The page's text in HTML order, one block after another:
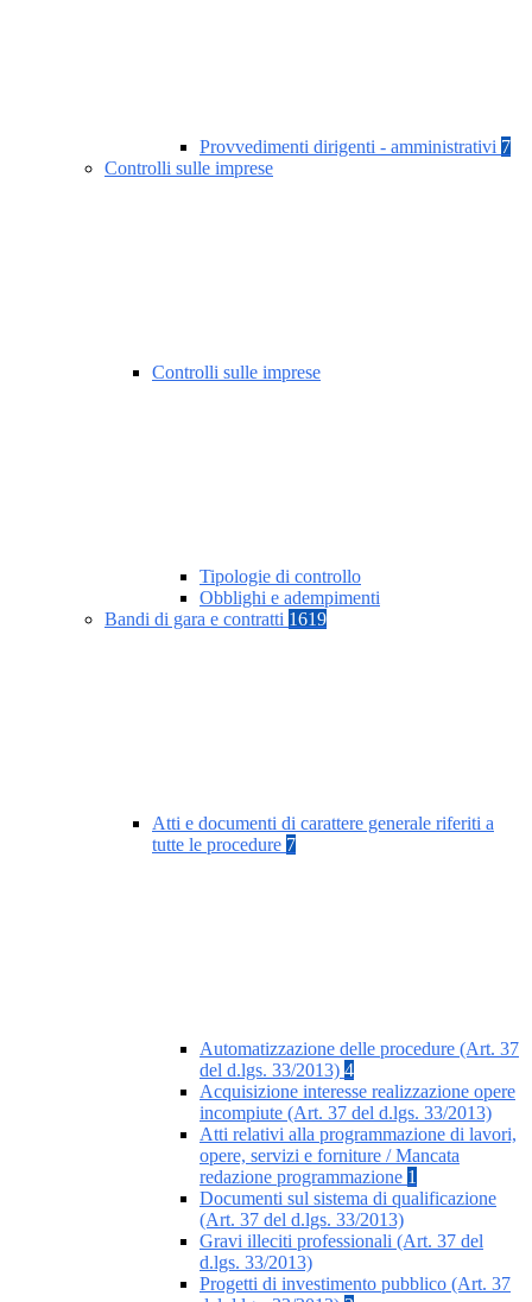
Provvedimenti dirigenti - amministrativi 7
Controlli sulle imprese
Controlli sulle imprese
Tipologie di controllo
Obblighi e adempimenti
Bandi di gara e contratti 1619
Atti e documenti di carattere generale riferiti a
tutte le procedure 7
Automatizzazione delle procedure (Art. 37
del d.lgs. 33/2013) 4
Acquisizione interesse realizzazione opere
incompiute (Art. 37 del d.lgs. 33/2013)
Atti relativi alla programmazione di lavori,
opere, servizi e forniture / Mancata
redazione programmazione 1
Documenti sul sistema di qualificazione
(Art. 37 del d.lgs. 33/2013)
Gravi illeciti professionali (Art. 37 del
d.lgs. 33/2013)
Progetti di investimento pubblico (Art. 37